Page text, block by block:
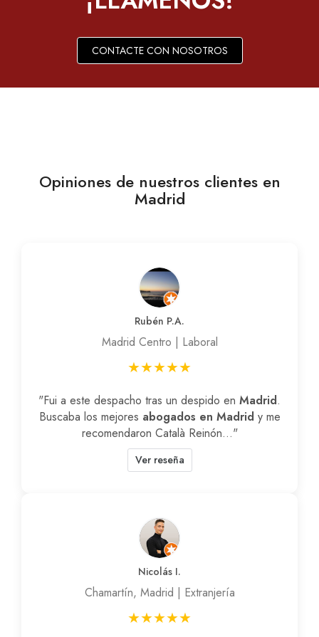
CONTACTE CON NOSOTROS
Opiniones de nuestros clientes en
Madrid
Rubén P.A.
Madrid Centro | Laboral
★★★★★
"Fui a este despacho tras un despido en Madrid.
Buscaba los mejores abogados en Madrid y me
recomendaron Català Reinón..."
Ver reseña
Nicolás I.
Chamartín, Madrid | Extranjería
★★★★★